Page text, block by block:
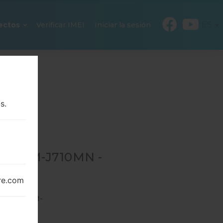
Verificar IMEI Iniciar la sesión
SM-J710MN -
SM-